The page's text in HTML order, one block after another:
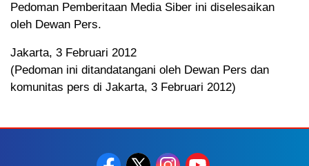
Pedoman Pemberitaan Media Siber ini diselesaikan
oleh Dewan Pers.
Jakarta, 3 Februari 2012
(Pedoman ini ditandatangani oleh Dewan Pers dan
komunitas pers di Jakarta, 3 Februari 2012)